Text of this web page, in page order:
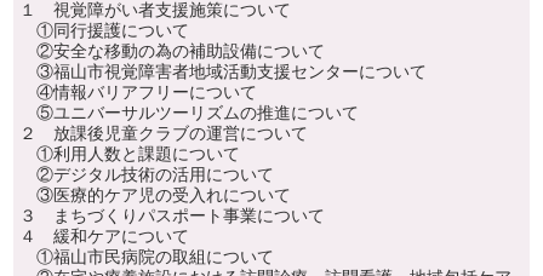
１ 視覚障がい者支援施策について
①同行援護について
②安全な移動の為の補助設備について
③福山市視覚障害者地域活動支援センターについて
④情報バリアフリーについて
⑤ユニバーサルツーリズムの推進について
２ 放課後児童クラブの運営について
①利用人数と課題について
②デジタル技術の活用について
③医療的ケア児の受入れについて
３ まちづくりパスポート事業について
４ 緩和ケアについて
①福山市民病院の取組について